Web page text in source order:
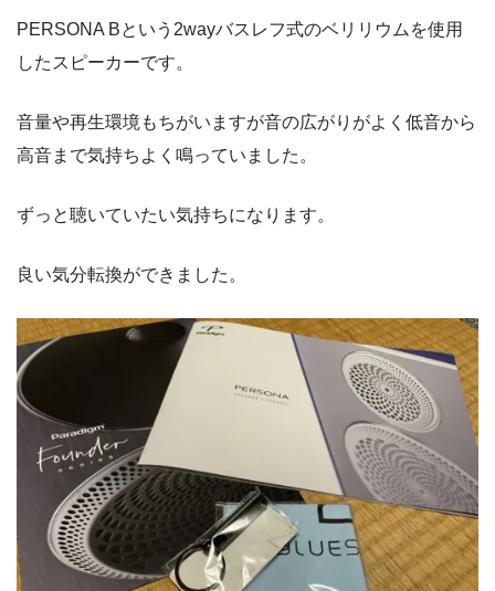
PERSONA Bという2wayバスレフ式のベリリウムを使用
したスピーカーです。
音量や再生環境もちがいますが音の広がりがよく低音から
高音まで気持ちよく鳴っていました。
ずっと聴いていたい気持ちになります。
良い気分転換ができました。